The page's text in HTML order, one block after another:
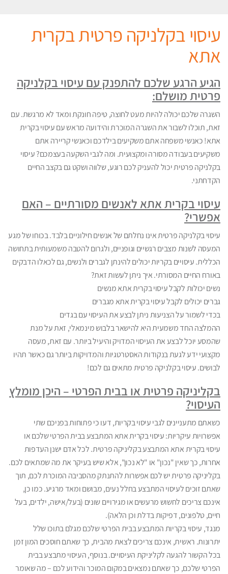
עיסוי בקלניקה פרטית בקרית
אתא
הגיע הרגע שלכם להתפנק עם עיסוי בקלניקה
פרטית מושלם:
השגרה שלכם יכולה להיות מעט לחוצה, טיפה חונקת ומאד לא מרגשת. עם
זאת, תוכלו לשבור את השגרה המוכרת והידועה מראש עם עיסוי בקרית
אתא! כאנשי משפחה אתם משקיעים בילדכם וכאנשי קריירה אתם
משקיעים בעבודה מסורה ומקצועית. ומה לגבי השקעה בעצמכם? עיסוי
בקלניקה פרטית יכול להעניק לכם רוגע, שלווה ושקט גם בקצב החיים
הקדחתני.
עיסוי בקרית אתא לאנשים מסורתיים – האם
אפשרי?
עיסוי בקלניקה פרטית אינו נחלתם של אנשים חילוניים בלבד. בכוחו של מגע
המעסה לשנות מצבים רגשיים וגופניים, ולגרום להטבה משמעותית בתחושה
הכללית. עיסויים בקריות יכולים להינתן לגברים ולנשים, גם לכאלו הדבקים
באורח החיים המסורתי. איך ניתן לעשות זאת?
נשים יכולות לקבל עיסוי בקרית אתא מנשים
גברים יכולים לקבל עיסוי בקרית אתא מגברים
בכדי לשמור על הצניעות ניתן לבצע את העיסוי עם בגדים
ההמלצה החד משמעית היא להישאר בלבוש מינמאלי, זאת על מנת
שהמסע יוכל לבצע את העיסוי המדויק והיעיל ביותר. עם זאת, מעסה
מקצועי ידע לגעת בנקודות האסטרטגיות והמדויקות ביותר גם כאשר תהיו
לבושים. עיסוי בקלניקה פרטית מתאים גם לכם!
בקליניקה פרטית או בבית הפרטי – היכן מומלץ
העיסוי?
כשאתם מתעניינים לגבי עיסוי בקריות, דעו כי פתוחות בפניכם שתי
אפשרויות עיקריות: עיסוי בקרית אתא המתבצע בבית הפרטי שלכם או
עיסוי בקרית אתא המתבצע בקליניקה פרטית. לכל אדם ישנן העדפות
אחרות, כך שאין "נכון" או "לא נכון", אלא שיש בעיקר את מה שמתאים לכם.
בקליניקה פרטית יש לכם אפשרות להתנתק מהסביבה המוכרת לכם, תוך
שאתם זוכים לעיסוי המתבצע בחלל נעים, מבושם ומאד מרגיע. כמו כן,
אינכם צריכים לחשוש מרעשים או מגירויים שונים (בעל/אישה, ילדים, בעל
חיים, טלפונים, דפיקות בדלת וכן הלאה).
מנגד, עיסוי בקריות המתבצע בבית הפרטי שלכם מגלם בתוכו שלל
יתרונות. ראשית, אינכם צריכים לצאת מהבית, כך שאתם חוסכים המון זמן
בכל הקשור להגעה לקליניקת העיסויים. בנוסף, העיסוי מתבצע בבית
הפרטי שלכם, כך שאתם נמצאים במקום המוכר והידוע לכם – מה שאומר